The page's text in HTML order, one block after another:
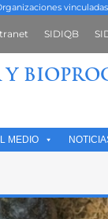
vinculadas
SIDIQB
MEDIO